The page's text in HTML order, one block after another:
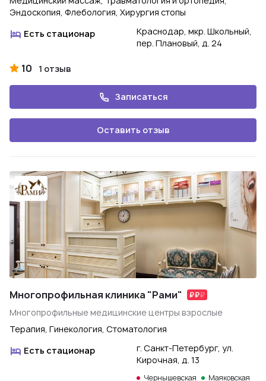
Эндоскопия, Флебология, Хирургия стопы
Есть стационар
Краснодар, мкр. Школьный,
пер. Плановый, д. 24
10 1 отзыв
Записаться
Оставить отзыв
Многопрофильная клиника "Рами"
Многопрофильные медицинские центры взрослые
Терапия, Гинекология, Стоматология
Есть стационар
г. Санкт-Петербург, ул.
Кирочная, д. 13
Чернышевская
Маяковская